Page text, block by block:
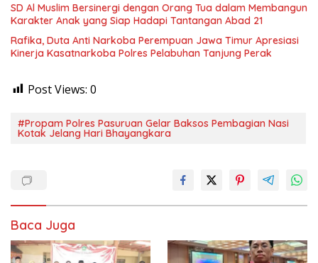
SD Al Muslim Bersinergi dengan Orang Tua dalam Membangun
Karakter Anak yang Siap Hadapi Tantangan Abad 21
Rafika, Duta Anti Narkoba Perempuan Jawa Timur Apresiasi
Kinerja Kasatnarkoba Polres Pelabuhan Tanjung Perak
Post Views: 0
#Propam Polres Pasuruan Gelar Baksos Pembagian Nasi
Kotak Jelang Hari Bhayangkara
Baca Juga